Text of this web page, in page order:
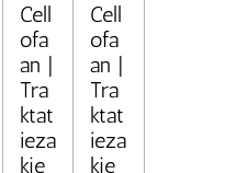
Cell
ofa
an |
Tra
ktat
ieza
kje
Cell
ofa
an |
Tra
ktat
ieza
kje